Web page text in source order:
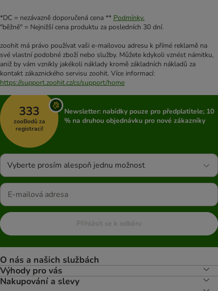
*DC = nezávazně doporučená cena ** Podmínky.
"běžně" = Nejnižší cena produktu za posledních 30 dní.
zoohit má právo používat vaši e-mailovou adresu k přímé reklamě na
své vlastní podobné zboží nebo služby. Můžete kdykoli vznést námitku,
aniž by vám vznikly jakékoli náklady kromě základních nákladů za
kontakt zákaznického servisu zoohit. Více informací:
https://support.zoohit.cz/cs/support/home
333
zooBodů za
registraci!
Newsletter: nabídky pouze pro předplatitele; 10
% na druhou objednávku pro nové zákazníky
Vyberte prosím alespoň jednu možnost
Přihlásit se k odběru
O nás a našich službách
Výhody pro vás
Nakupování a slevy